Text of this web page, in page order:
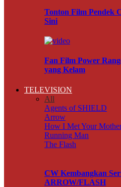
Tonton Film Pendek
Sini
Fan Film Power
yang Kelam
TELEVISION
All
Agents of SHIELD
Arrow
How I Met Your
Running Man
The Flash
CW Kembangkan
ARROW/FLASH